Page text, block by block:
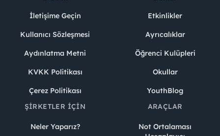
İletişime Geçin
Kullanıcı Sözleşmesi
Aydınlatma Metni
KVKK Politikası
Çerez Politikası
Etkinlikler
Ayrıcalıklar
Öğrenci Kulüpleri
Okullar
YouthBlog
ŞIRKETLER İÇIN
Neler Yaparız?
ARAÇLAR
Not Ortalaması